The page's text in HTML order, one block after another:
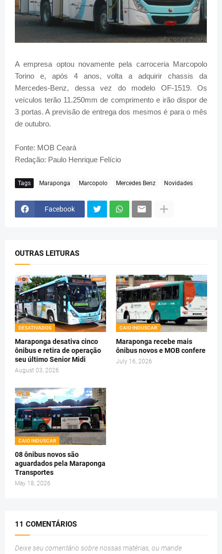
A empresa optou novamente pela carroceria Marcopolo
Torino e, após 4 anos, volta a adquirir chassis da
Mercedes-Benz, dessa vez do modelo OF-1519. Os
veículos terão 11.250mm de comprimento e irão dispor de
3 portas. A previsão de entrega dos mesmos é para o mês
de outubro.
Fonte: MOB Ceará
Redação: Paulo Henrique Felício
Tags Maraponga Marcopolo Mercedes Benz Novidades
Facebook
OUTRAS LEITURAS
DESATIVADOS
Maraponga desativa cinco
ônibus e retira de operação
seu último Senior Midi
August 03, 2026
CAIO INDUSCAR
Maraponga recebe mais
ônibus novos e MOB confere
July 16, 2026
CAIO INDUSCAR
08 ônibus novos são
aguardados pela Maraponga
Transportes
May 18, 2026
11 COMENTÁRIOS
Deixe seu comentário sobre nossas matérias, ou mande